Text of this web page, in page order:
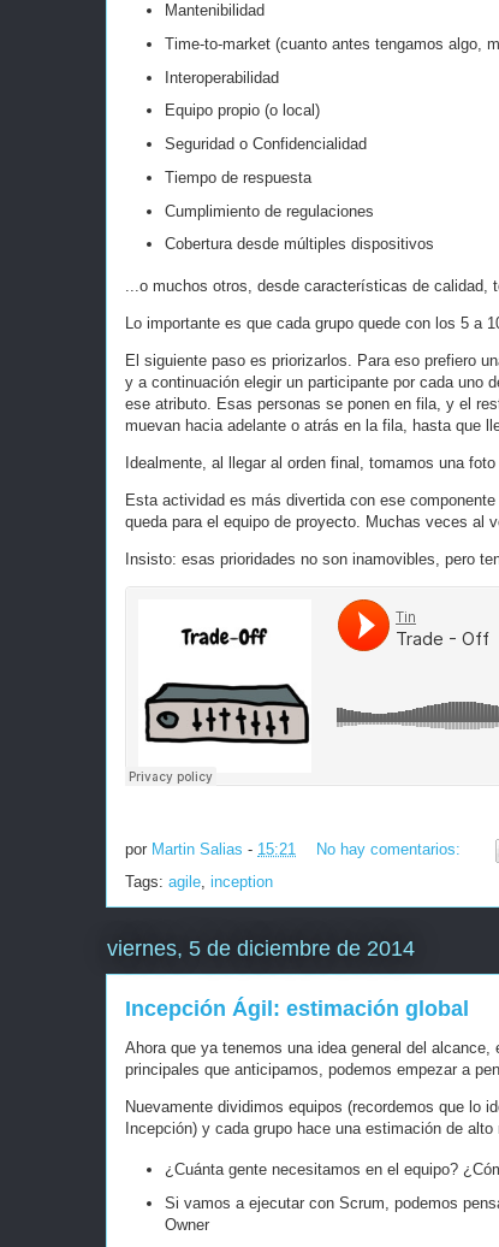
Mantenibilidad
Time-to-market (cuanto antes tengamos algo,
Interoperabilidad
Equipo propio (o local)
Seguridad o Confidencialidad
Tiempo de respuesta
Cumplimiento de regulaciones
Cobertura desde múltiples dispositivos
...o muchos otros, desde características de
Lo importante es que cada grupo quede con los 5 a
El siguiente paso es priorizarlos. Para eso prefiero
y a continuación elegir un participante por cada uno
ese atributo. Esas personas se ponen en fila, y el
muevan hacia adelante o atrás en la fila, hasta que
Idealmente, al llegar al orden final, tomamos una
Esta actividad es más divertida con ese
queda para el equipo de proyecto. Muchas veces al
Insisto: esas prioridades no son inamovibles, pero
por Martin Salias - 15:21
No hay comentarios:
Tags: agile inception
viernes, 5 de diciembre de 2014
Incepción Ágil: estimación global
Ahora que ya tenemos una idea general del
principales que anticipamos, podemos empezar a
Nuevamente dividimos equipos (recordemos que lo
Incepción) y cada grupo hace una estimación de
¿Cuánta gente necesitamos en el equipo?
Si vamos a ejecutar con Scrum, podemos
Owner